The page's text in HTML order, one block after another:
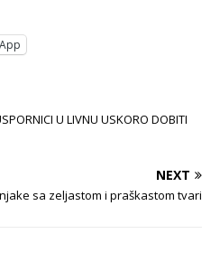
U LIVNU USKORO DOBITI
NEXT
sa zeljastom i praškastom tvari